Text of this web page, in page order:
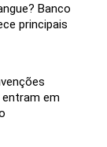
Banco
principais
entram em